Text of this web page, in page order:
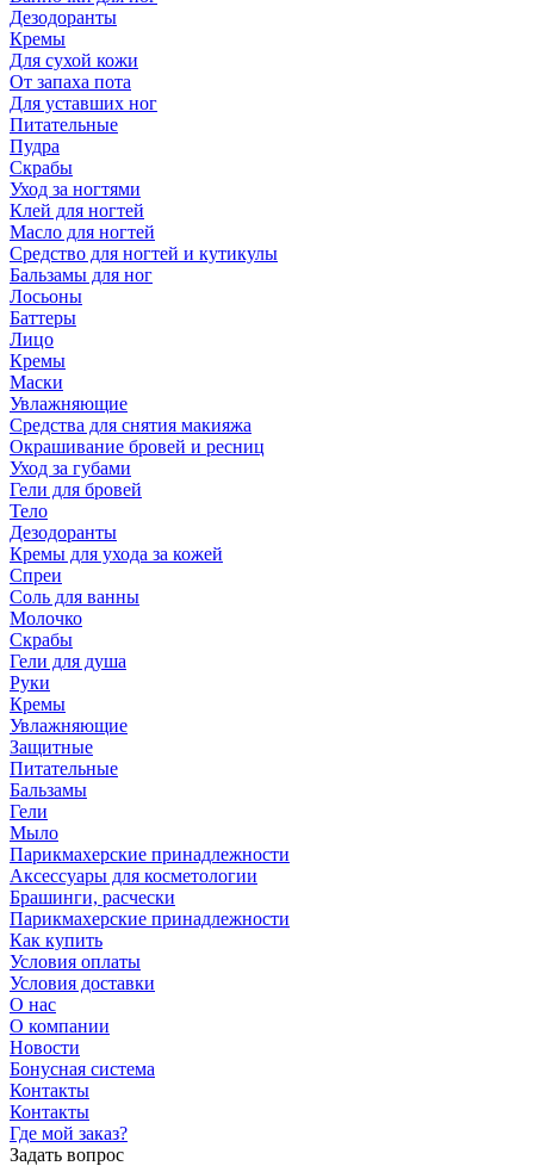
Дезодоранты
Кремы
Для сухой кожи
От запаха пота
Для уставших ног
Питательные
Пудра
Скрабы
Уход за ногтями
Клей для ногтей
Масло для ногтей
Средство для ногтей и кутикулы
Бальзамы для ног
Лосьоны
Баттеры
Лицо
Кремы
Маски
Увлажняющие
Средства для снятия макияжа
Окрашивание бровей и ресниц
Уход за губами
Гели для бровей
Тело
Дезодоранты
Кремы для ухода за кожей
Спреи
Соль для ванны
Молочко
Скрабы
Гели для душа
Руки
Кремы
Увлажняющие
Защитные
Питательные
Бальзамы
Гели
Мыло
Парикмахерские принадлежности
Аксессуары для косметологии
Брашинги, расчески
Парикмахерские принадлежности
Как купить
Условия оплаты
Условия доставки
О нас
О компании
Новости
Бонусная система
Контакты
Контакты
Где мой заказ?
Задать вопрос